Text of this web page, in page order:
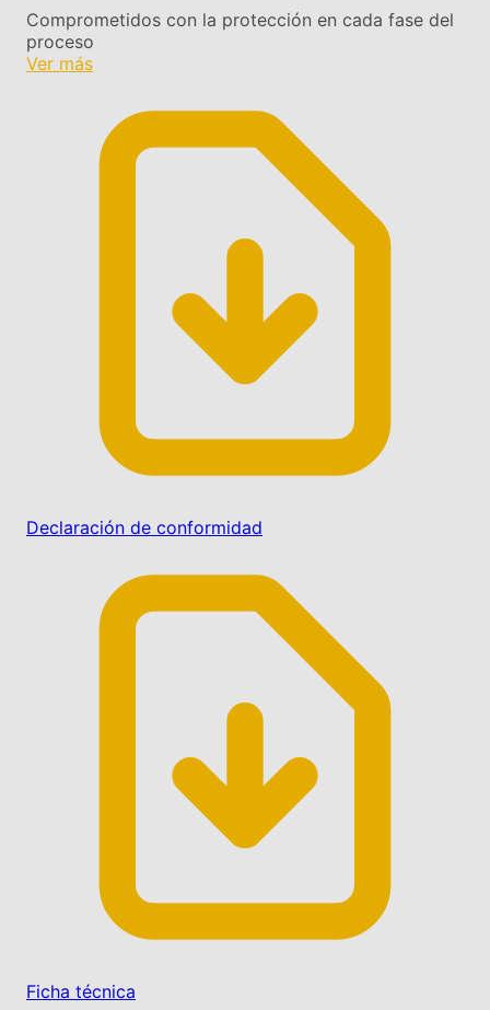
Comprometidos con la protección en cada fase del
proceso
Ver más
Declaración de conformidad
Ficha técnica